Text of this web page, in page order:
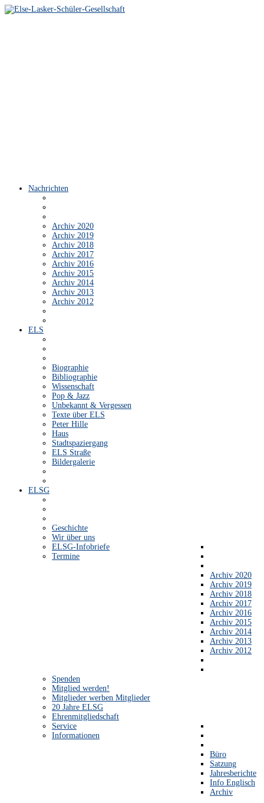
Nachrichten
Archiv 2020
Archiv 2019
Archiv 2018
Archiv 2017
Archiv 2016
Archiv 2015
Archiv 2014
Archiv 2013
Archiv 2012
ELS
Biographie
Bibliographie
Wissenschaft
Pop & Jazz
Unbekannt & Vergessen
Texte über ELS
Peter Hille
Haus
Stadtspaziergang
ELS Straße
Bildergalerie
ELSG
Geschichte
Wir über uns
ELSG-Infobriefe
Termine
Archiv 2020
Archiv 2019
Archiv 2018
Archiv 2017
Archiv 2016
Archiv 2015
Archiv 2014
Archiv 2013
Archiv 2012
Spenden
Mitglied werden!
Mitglieder werben Mitglieder
20 Jahre ELSG
Ehrenmitgliedschaft
Service
Informationen
Büro
Satzung
Jahresberichte
Info Englisch
Archiv